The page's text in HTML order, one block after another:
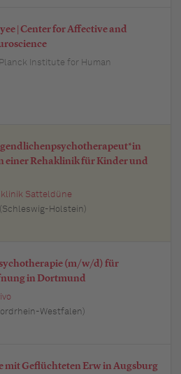
| Center for Affective and
Institute for Human
einer Rehaklinik für Kinder und
Satteldüne
Holstein)
(m/w/d) für
in Dortmund
Westfalen)
mit Geflüchteten Erw in Augsburg